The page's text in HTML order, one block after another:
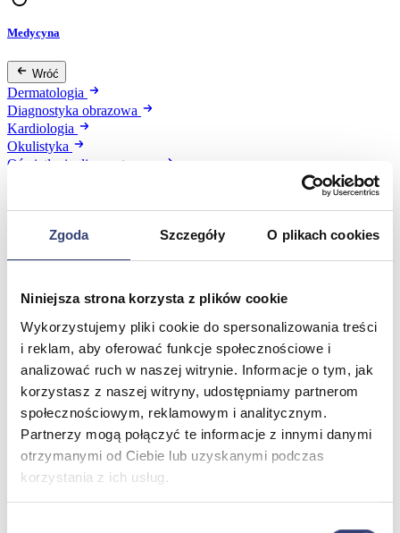
Zgoda Szczegóły O plikach cookies
Niniejsza strona korzysta z plików cookie
Wykorzystujemy pliki cookie do spersonalizowania treści
i reklam, aby oferować funkcje społecznościowe i
analizować ruch w naszej witrynie. Informacje o tym, jak
korzystasz z naszej witryny, udostępniamy partnerom
społecznościowym, reklamowym i analitycznym.
Partnerzy mogą połączyć te informacje z innymi danymi
otrzymanymi od Ciebie lub uzyskanymi podczas
korzystania z ich usług.
Medycyna
Wróć
Dermatologia
Diagnostyka obrazowa
Kardiologia
Okulistyka
Oświetlenie diagnostyczne
Laryngologia
Stomatologia, protetyka i ortodoncja
Wróć
Druk 3D
Gabinet stomatologiczny
Ortodoncja
Pracownia protetyczna
Zobacz wszystko